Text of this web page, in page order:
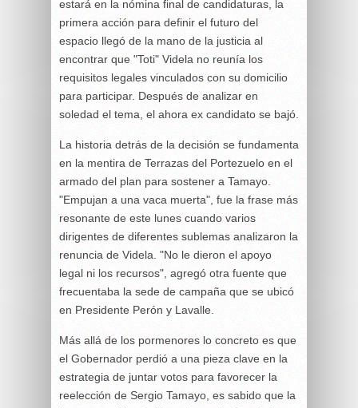
estará en la nómina final de candidaturas, la
primera acción para definir el futuro del
espacio llegó de la mano de la justicia al
encontrar que "Toti" Videla no reunía los
requisitos legales vinculados con su domicilio
para participar. Después de analizar en
soledad el tema, el ahora ex candidato se bajó.
La historia detrás de la decisión se fundamenta
en la mentira de Terrazas del Portezuelo en el
armado del plan para sostener a Tamayo.
"Empujan a una vaca muerta", fue la frase más
resonante de este lunes cuando varios
dirigentes de diferentes sublemas analizaron la
renuncia de Videla. "No le dieron el apoyo
legal ni los recursos", agregó otra fuente que
frecuentaba la sede de campaña que se ubicó
en Presidente Perón y Lavalle.
Más allá de los pormenores lo concreto es que
el Gobernador perdió a una pieza clave en la
estrategia de juntar votos para favorecer la
reelección de Sergio Tamayo, es sabido que la